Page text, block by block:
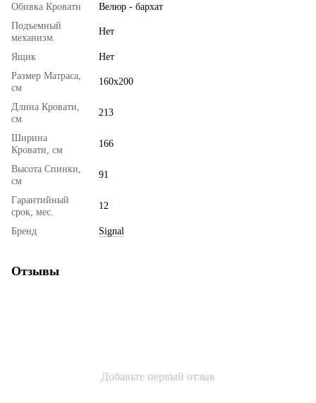
Обивка Кровати
Велюр - бархат
Подъемный
механизм
Нет
Ящик
Нет
Размер Матраса,
см
160x200
Длина Кровати,
см
213
Ширина
Кровати, см
166
Высота Спинки,
см
91
Гарантийный
срок, мес.
12
Бренд Signal
Отзывы
Добавьте первый отзыв